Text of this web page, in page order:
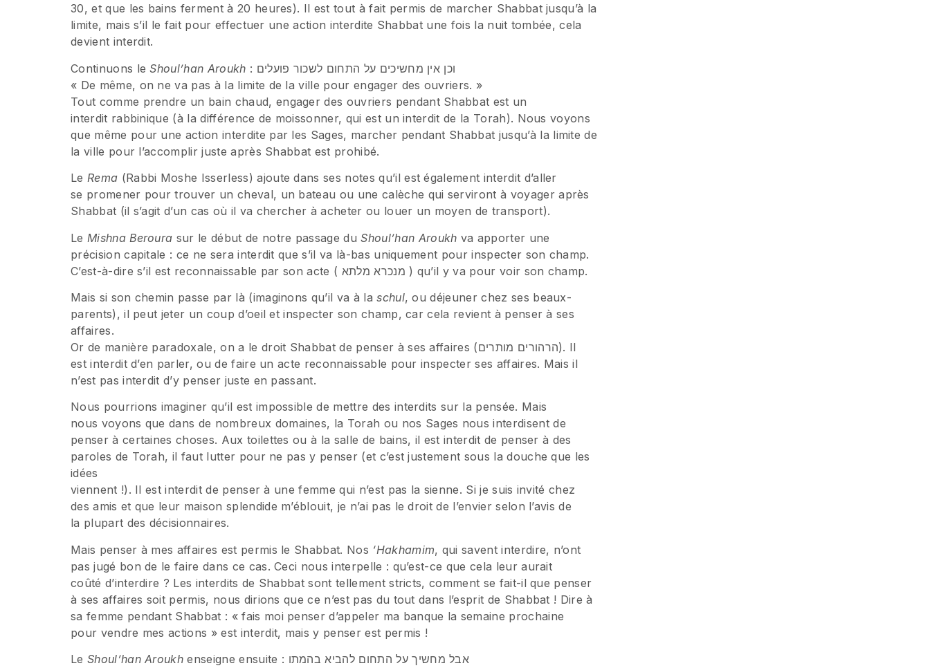
30, et que les bains ferment à 20 heures). Il est tout à fait permis de marcher Shabbat jusqu’à la
limite, mais s’il le fait pour effectuer une action interdite Shabbat une fois la nuit tombée, cela
devient interdit.
Continuons leShoul’han Aroukh
: וכן אין מחשיכים על התחום לשכור פועלים
« De même, on ne va pas à la limite de la ville pour engager des ouvriers. »
Tout comme prendre un bain chaud, engager des ouvriers pendant Shabbat est un
interdit rabbinique (à la différence de moissonner, qui est un interdit de la Torah). Nous voyons
que même pour une action interdite par les Sages, marcher pendant Shabbat jusqu’à la limite de
la ville pour l’accomplir juste après Shabbat est prohibé.
Le Rema (Rabbi Moshe Isserless) ajoute dans ses notes qu’il est également interdit d’aller
se promener pour trouver un cheval, un bateau ou une calèche qui serviront à voyager après
Shabbat (il s’agit d’un cas où il va chercher à acheter ou louer un moyen de transport).
Le Mishna Beroura sur le début de notre passage duShoul’han Aroukh va apporter une
précision capitale : ce ne sera interdit que s’il va là-bas uniquement pour inspecter son champ.
C’est-à-dire s’il est reconnaissable par son acte ( מנכרא מלתא ) qu’il y va pour voir son champ.
Mais si son chemin passe par là (imaginons qu’il va à laschul, ou déjeuner chez ses beaux-
parents), il peut jeter un coup d’oeil et inspecter son champ, car cela revient à penser à ses
affaires.
Or de manière paradoxale, on a le droit Shabbat de penser à ses affaires (הרהורים מותרים). Il
est interdit d’en parler, ou de faire un acte reconnaissable pour inspecter ses affaires. Mais il
n’est pas interdit d’y penser juste en passant.
Nous pourrions imaginer qu’il est impossible de mettre des interdits sur la pensée. Mais
nous voyons que dans de nombreux domaines, la Torah ou nos Sages nous interdisent de
penser à certaines choses. Aux toilettes ou à la salle de bains, il est interdit de penser à des
paroles de Torah, il faut lutter pour ne pas y penser (et c’est justement sous la douche que les
idées
viennent !). Il est interdit de penser à une femme qui n’est pas la sienne. Si je suis invité chez
des amis et que leur maison splendide m’éblouit, je n’ai pas le droit de l’envier selon l’avis de
la plupart des décisionnaires.
Mais penser à mes affaires est permis le Shabbat. Nos ‘Hakhamim, qui savent interdire, n’ont
pas jugé bon de le faire dans ce cas. Ceci nous interpelle : qu’est-ce que cela leur aurait
coûté d’interdire ? Les interdits de Shabbat sont tellement stricts, comment se fait-il que penser
à ses affaires soit permis, nous dirions que ce n’est pas du tout dans l’esprit de Shabbat ! Dire à
sa femme pendant Shabbat : « fais moi penser d’appeler ma banque la semaine prochaine
pour vendre mes actions » est interdit, mais y penser est permis !
Le Shoul’han Aroukh
enseigne ensuite : אבל מחשיך על התחום להביא בהמתו